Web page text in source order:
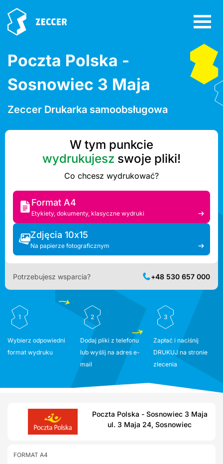
Poczta Polska -
Sosnowiec 3 Maja
Zeccer Drukarka samoobsługowa
W tym punkcie
wydrukujesz swoje pliki!
Co chcesz wydrukować?
Format A4
Etykiety, dokumenty, klasyczne wydruki
Zdjęcia 10x15
Na papierze fotograficznym
Potrzebujesz wsparcia? +48 530 657 000
1
Wybierz odpowiedni
format wydruku
2
Dodaj pliki z telefonu
lub wyślij na adres e-
mail
3
Zapłać i naciśnij
DRUKUJ na stronie
zlecenia
Poczta Polska - Sosnowiec 3 Maja
ul. 3 Maja 24, Sosnowiec
FORMAT A4